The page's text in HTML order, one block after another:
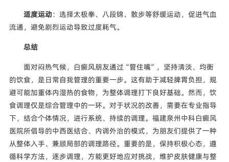
适度运动：选择太极拳、八段锦、散步等舒缓运动，促进气血
流通，避免剧烈运动导致过度耗气。
总结
面对闷热气候，白癜风朋友通过“管住嘴”，坚持清淡、均衡
的饮食，是日常自我管理的重要一步。这有助于减轻脾胃负担，规
避可能加重体内湿热的食物，为整体调理打下良好基础。然而，饮
食调理仅是综合管理中的一环。对于状况的改善，需要在专业指导
下，结合个体情况，进行系统、持续的调理。福建泉州中科白癜风
医院所倡导的中西医结合、内调外治的模式，为朋友们提供了一种
从整体入手、兼顾局部的调理路径。重要的是，保持积极心态，遵
循科学方法，逐步调理，方能更好地应对挑战，维护皮肤健康与整